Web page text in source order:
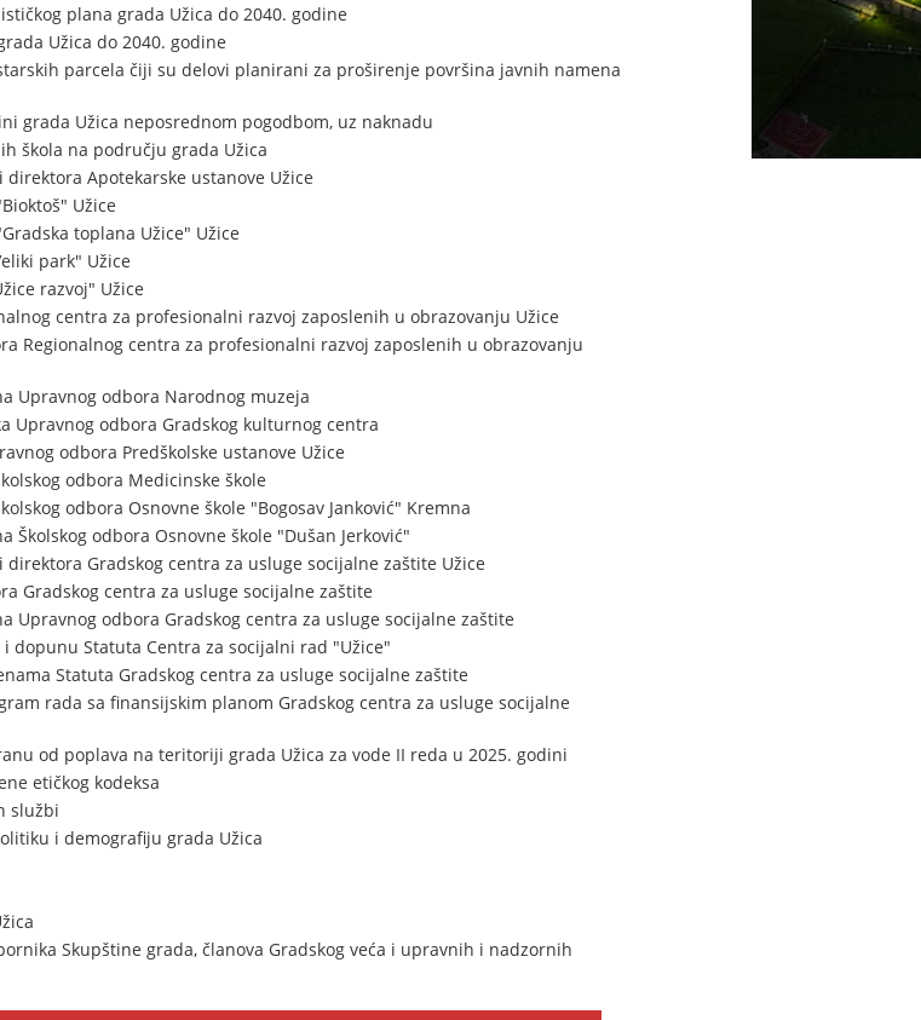
plana grada Užica do 2040. godine
Užica do 2040. godine
parcela čiji su delovi planirani za proširenje površina javnih namena
grada Užica neposrednom pogodbom, uz naknadu
škola na području grada Užica
Apotekarske ustanove Užice
Užice
toplana Užice" Užice
park" Užice
razvoj" Užice
centra za profesionalni razvoj zaposlenih u obrazovanju Užice
Regionalnog centra za profesionalni razvoj zaposlenih u obrazovanju
Upravnog odbora Narodnog muzeja
Upravnog odbora Gradskog kulturnog centra
odbora Predškolske ustanove Užice
odbora Medicinske škole
odbora Osnovne škole "Bogosav Janković" Kremna
odbora Osnovne škole "Dušan Jerković"
Gradskog centra za usluge socijalne zaštite Užice
Gradskog centra za usluge socijalne zaštite
Upravnog odbora Gradskog centra za usluge socijalne zaštite
dopunu Statuta Centra za socijalni rad "Užice"
Statuta Gradskog centra za usluge socijalne zaštite
rada sa finansijskim planom Gradskog centra za usluge socijalne
od poplava na teritoriji grada Užica za vode II reda u 2025. godini
etičkog kodeksa
službi
i demografiju grada Užica
Skupštine grada, članova Gradskog veća i upravnih i nadzornih